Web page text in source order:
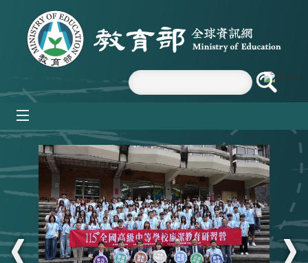
跳到主要內容區塊
:::